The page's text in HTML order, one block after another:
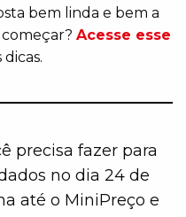
bem linda e bem a
Acesse esse
precisa fazer para
no dia 24 de
até o MiniPreço e